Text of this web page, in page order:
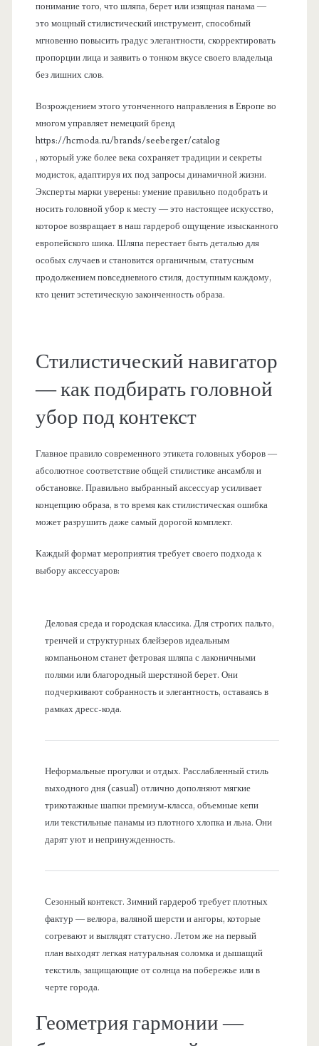
понимание того, что шляпа, берет или изящная панама —
это мощный стилистический инструмент, способный
мгновенно повысить градус элегантности, скорректировать
пропорции лица и заявить о тонком вкусе своего владельца
без лишних слов.
Возрождением этого утонченного направления в Европе во
многом управляет немецкий бренд
https://hcmoda.ru/brands/seeberger/catalog
, который уже более века сохраняет традиции и секреты
модисток, адаптируя их под запросы динамичной жизни.
Эксперты марки уверены: умение правильно подобрать и
носить головной убор к месту — это настоящее искусство,
которое возвращает в наш гардероб ощущение изысканного
европейского шика. Шляпа перестает быть деталью для
особых случаев и становится органичным, статусным
продолжением повседневного стиля, доступным каждому,
кто ценит эстетическую законченность образа.
Стилистический навигатор
— как подбирать головной
убор под контекст
Главное правило современного этикета головных уборов —
абсолютное соответствие общей стилистике ансамбля и
обстановке. Правильно выбранный аксессуар усиливает
концепцию образа, в то время как стилистическая ошибка
может разрушить даже самый дорогой комплект.
Каждый формат мероприятия требует своего подхода к
выбору аксессуаров:
Деловая среда и городская классика. Для строгих пальто,
тренчей и структурных блейзеров идеальным
компаньоном станет фетровая шляпа с лаконичными
полями или благородный шерстяной берет. Они
подчеркивают собранность и элегантность, оставаясь в
рамках дресс-кода.
Неформальные прогулки и отдых. Расслабленный стиль
выходного дня (casual) отлично дополняют мягкие
трикотажные шапки премиум-класса, объемные кепи
или текстильные панамы из плотного хлопка и льна. Они
дарят уют и непринужденность.
Сезонный контекст. Зимний гардероб требует плотных
фактур — велюра, валяной шерсти и ангоры, которые
согревают и выглядят статусно. Летом же на первый
план выходят легкая натуральная соломка и дышащий
текстиль, защищающие от солнца на побережье или в
черте города.
Геометрия гармонии —